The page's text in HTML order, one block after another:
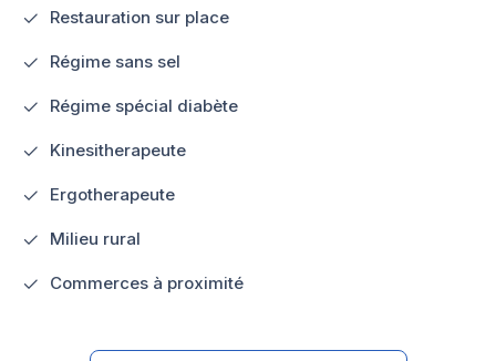
Restauration sur place
Régime sans sel
Régime spécial diabète
Kinesitherapeute
Ergotherapeute
Milieu rural
Commerces à proximité